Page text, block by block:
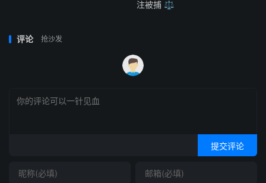
注被捕 ⚖️
评论 抢沙发
提交评论